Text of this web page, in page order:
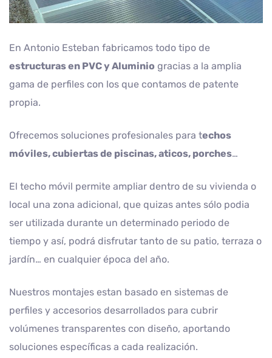
En Antonio Esteban fabricamos todo tipo de
estructuras en PVC y Aluminio gracias a la amplia
gama de perfiles con los que contamos de patente
propia.
Ofrecemos soluciones profesionales para techos
móviles, cubiertas de piscinas, aticos, porches…
El techo móvil permite ampliar dentro de su vivienda o
local una zona adicional, que quizas antes sólo podia
ser utilizada durante un determinado periodo de
tiempo y así, podrá disfrutar tanto de su patio, terraza o
jardín… en cualquier época del año.
Nuestros montajes estan basado en sistemas de
perfiles y accesorios desarrollados para cubrir
volúmenes transparentes con diseño, aportando
soluciones específicas a cada realización.